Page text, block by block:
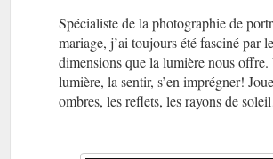
Spécialiste de la photographie de
mariage, j’ai toujours été fasciné par
dimensions que la lumière nous
lumière, la sentir, s’en imprégner!
ombres, les reflets, les rayons de